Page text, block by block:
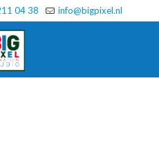
04 38 info@bigpixel.nl